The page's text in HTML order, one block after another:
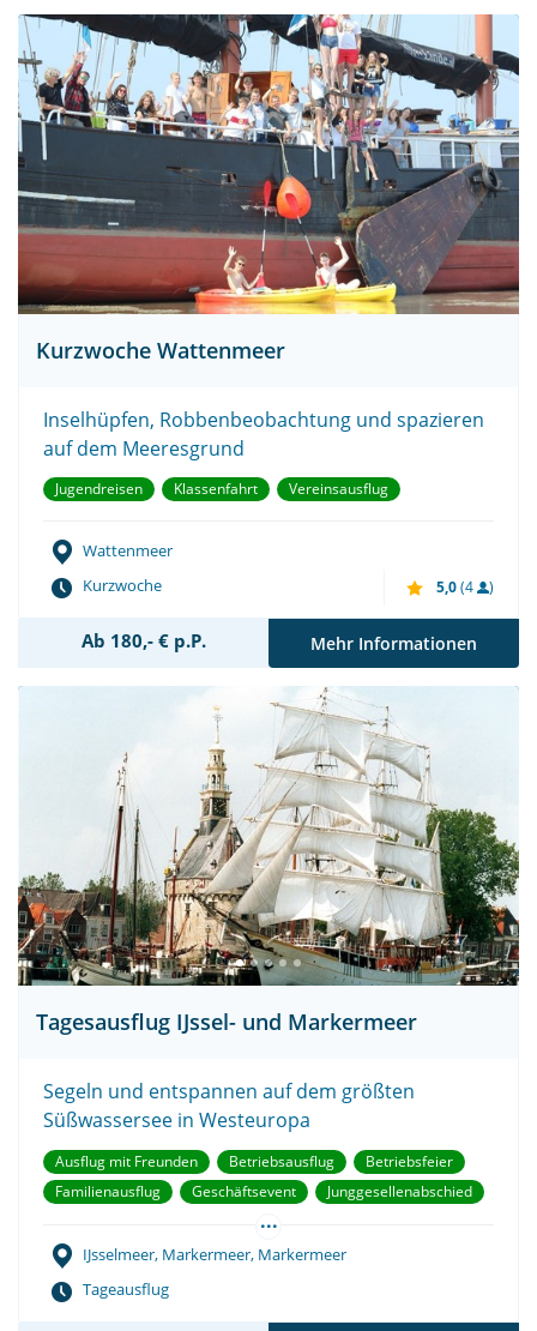
Kurzwoche Wattenmeer
Inselhüpfen, Robbenbeobachtung und spazieren
auf dem Meeresgrund
Jugendreisen Klassenfahrt Vereinsausflug
Wattenmeer
Kurzwoche
5,0(4 )
Ab 180,- € p.P. Mehr Informationen
Tagesausflug IJssel- und Markermeer
Segeln und entspannen auf dem größten
Süßwassersee in Westeuropa
Ausflug mit Freunden Betriebsausflug
Betriebsfeier
Familienausflug
Geschäftsevent
Junggesellenabschied
...
IJsselmeer, Markermeer, Markermeer
Tageausflug